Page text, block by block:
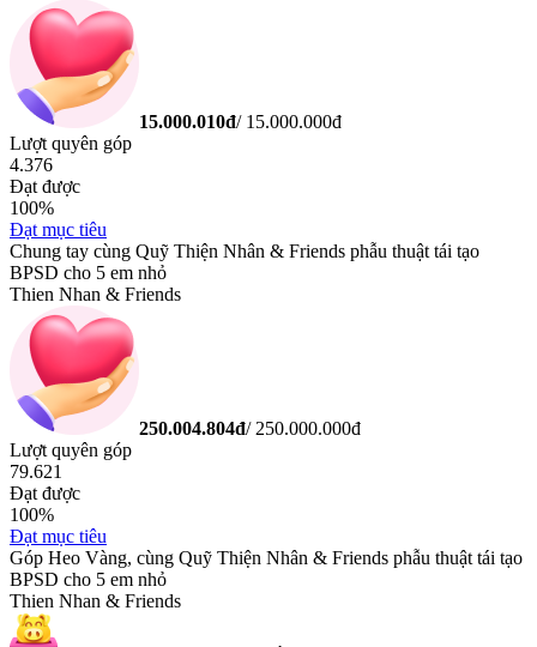
15.000.010đ/ 15.000.000đ
Lượt quyên góp
4.376
Đạt được
100%
Đạt mục tiêu
Chung tay cùng Quỹ Thiện Nhân & Friends phẫu thuật tái tạo
BPSD cho 5 em nhỏ
Thien Nhan & Friends
250.004.804đ/250.000.000đ
Lượt quyên góp
79.621
Đạt được
100%
Đạt mục tiêu
Góp Heo Vàng, cùng Quỹ Thiện Nhân & Friends phẫu thuật tái tạo
BPSD cho 5 em nhỏ
Thien Nhan & Friends